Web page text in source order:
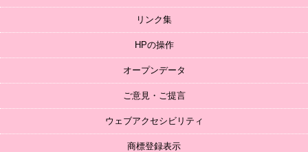
リンク集
HPの操作
オープンデータ
ご意見・ご提言
ウェブアクセシビリティ
商標登録表示